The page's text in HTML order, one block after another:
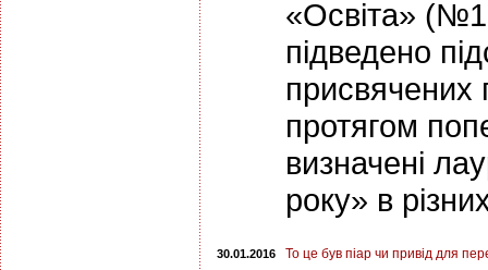
«Освіта»
підведено
присвячених
протягом
визначені
року» в
30.01.2016 То це був піар чи привід для